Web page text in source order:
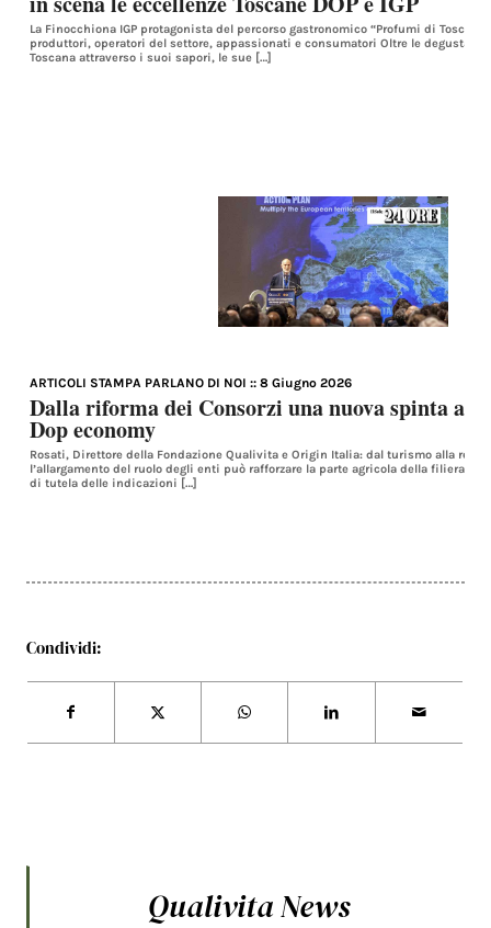
La Finocchiona IGP protagonista del percorso gastronomico “Profumi di
produttori, operatori del settore, appassionati e consumatori Oltre le
Toscana attraverso i suoi sapori, le sue […]
ARTICOLI STAMPA PARLANO DI NOI :: 8 Giugno 2026
Dalla riforma dei Consorzi una nuova spinta
Dop economy
Rosati, Direttore della Fondazione Qualivita e Origin Italia: dal turismo alla
l’allargamento del ruolo degli enti può rafforzare la parte agricola della filiera Al
di tutela delle indicazioni […]
Condividi:
Qualivita News